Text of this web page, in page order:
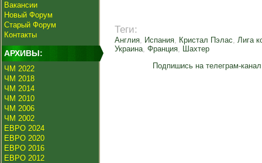
Вакансии
Новый Форум
Старый Форум
Контакты
АРХИВЫ:
ЧМ 2022
ЧМ 2018
ЧМ 2014
ЧМ 2010
ЧМ 2006
ЧМ 2002
ЕВРО 2024
ЕВРО 2020
ЕВРО 2016
ЕВРО 2012
Теги:
Англия, Испания, Кристал Пэлас, Лига
Украина, Франция, Шахтер
Подпишись на телеграм-